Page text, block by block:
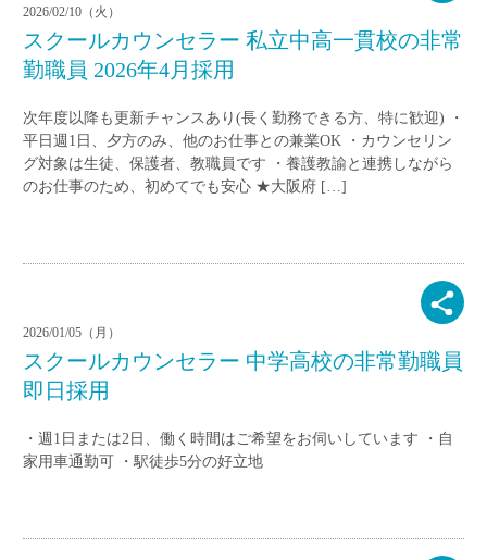
2026/02/10（火）
スクールカウンセラー 私立中高一貫校の非常
勤職員 2026年4月採用
次年度以降も更新チャンスあり(長く勤務できる方、特に歓迎) ・
平日週1日、夕方のみ、他のお仕事との兼業OK ・カウンセリン
グ対象は生徒、保護者、教職員です ・養護教諭と連携しながら
のお仕事のため、初めてでも安心 ★大阪府 […]
2026/01/05（月）
スクールカウンセラー 中学高校の非常勤職員
即日採用
・週1日または2日、働く時間はご希望をお伺いしています ・自
家用車通勤可 ・駅徒歩5分の好立地